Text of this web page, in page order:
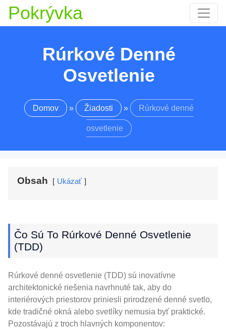
Pokrývka
Rúrkové Denné
Osvetlenie
Domov » Žiadosti » Rúrkové denné
osvetlenie
Obsah Ukázať
Čo Sú To Rúrkové Denné Osvetlenie
(TDD)
Rúrkové denné osvetlenie (TDD) sú inovatívne
architektonické riešenia navrhnuté tak, aby do
interiérových priestorov priniesli prirodzené denné svetlo,
kde tradičné okná alebo svetlíky nemusia byť praktické.
Pozostávajú z troch hlavných komponentov: